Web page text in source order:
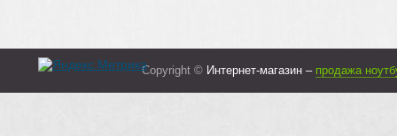
Copyright © Интернет-магазин – продажа